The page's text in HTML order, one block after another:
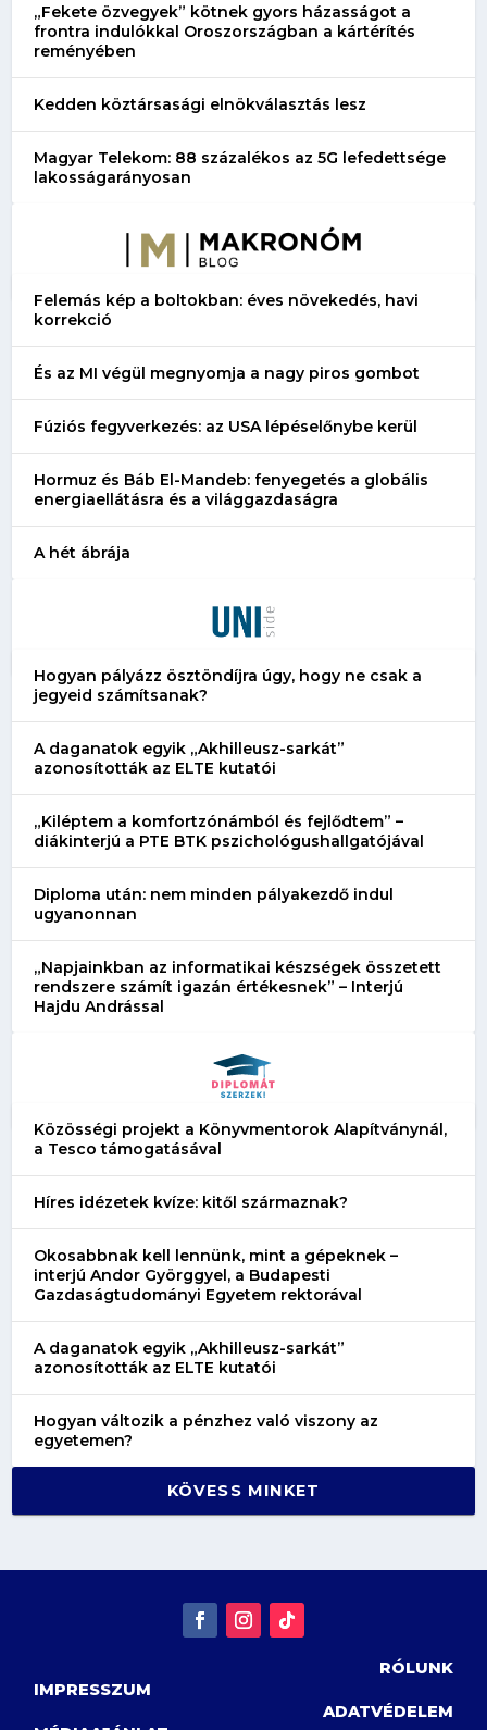
„Fekete özvegyek” kötnek gyors házasságot a
frontra indulókkal Oroszországban a kártérítés
reményében
Kedden köztársasági elnökválasztás lesz
Magyar Telekom: 88 százalékos az 5G lefedettsége
lakosságarányosan
Felemás kép a boltokban: éves növekedés, havi
korrekció
És az MI végül megnyomja a nagy piros gombot
Fúziós fegyverkezés: az USA lépéselőnybe kerül
Hormuz és Báb El-Mandeb: fenyegetés a globális
energiaellátásra és a világgazdaságra
A hét ábrája
Hogyan pályázz ösztöndíjra úgy, hogy ne csak a
jegyeid számítsanak?
A daganatok egyik „Akhilleusz-sarkát”
azonosították az ELTE kutatói
„Kiléptem a komfortzónámból és fejlődtem” –
diákinterjú a PTE BTK pszichológushallgatójával
Diploma után: nem minden pályakezdő indul
ugyanonnan
„Napjainkban az informatikai készségek összetett
rendszere számít igazán értékesnek” – Interjú
Hajdu Andrással
Közösségi projekt a Könyvmentorok Alapítványnál,
a Tesco támogatásával
Híres idézetek kvíze: kitől származnak?
Okosabbnak kell lennünk, mint a gépeknek –
interjú Andor Györggyel, a Budapesti
Gazdaságtudományi Egyetem rektorával
A daganatok egyik „Akhilleusz-sarkát”
azonosították az ELTE kutatói
Hogyan változik a pénzhez való viszony az
egyetemen?
KÖVESS MINKET
RÓLUNK
IMPRESSZUM
ADATVÉDELEM